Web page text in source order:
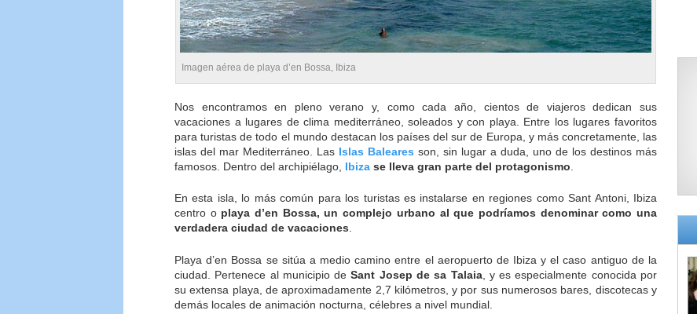
Imagen aérea de playa d’en Bossa, Ibiza
Nos encontramos en pleno verano y, como cada año, cientos de viajeros dedican sus
vacaciones a lugares de clima mediterráneo, soleados y con playa. Entre los lugares favoritos
para turistas de todo el mundo destacan los países del sur de Europa, y más concretamente, las
islas del mar Mediterráneo. Las Islas Baleares son, sin lugar a duda, uno de los destinos más
famosos. Dentro del archipiélago, Ibiza se lleva gran parte del protagonismo
En esta isla, lo más común para los turistas es instalarse en regiones como Sant Antoni, Ibiza
centro o playa d’en Bossa, un complejo urbano al que podríamos denominar como una
verdadera ciudad de vacaciones.
Playa d’en Bossa se sitúa a medio camino entre el aeropuerto de Ibiza y el caso antiguo de la
ciudad. Pertenece al municipio deSant Josep de sa Talaia, y es especialmente conocida por
su extensa playa, de aproximadamente 2,7 kilómetros, y por sus numerosos bares, discotecas y
demás locales de animación nocturna, célebres a nivel mundial.